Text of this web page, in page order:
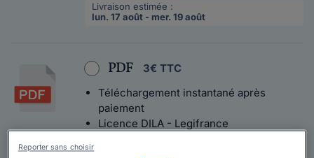
Livraison estimée :
lun. 17 août - mer. 19 août
PDF
3€ TTC
Téléchargement instantané après
paiement
Licence DILA - Legifrance
Reporter sans choisir